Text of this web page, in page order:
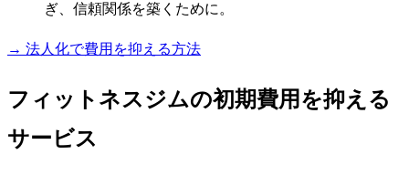
ぎ、信頼関係を築くために。
→ 法人化で費用を抑える方法
フィットネスジムの初期費用を抑える
サービス